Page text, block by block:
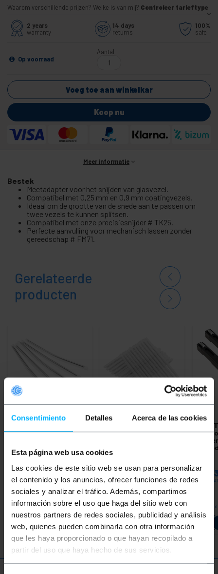
Consentimiento Detalles Acerca de las cookies
Esta página web usa cookies
Las cookies de este sitio web se usan para personalizar
el contenido y los anuncios, ofrecer funciones de redes
sociales y analizar el tráfico. Además, compartimos
información sobre el uso que haga del sitio web con
nuestros partners de redes sociales, publicidad y análisis
web, quienes pueden combinarla con otra información
que les haya proporcionado o que hayan recopilado a
partir del uso que haya hecho de sus servicios.
Waarom verschillende prijzen? Welke is van mij? Controleer tarieftype
2 years
warranty
14 days
returns
100%
safe
Op voorraad
Aantal
Voeg toe aan winkelkar
Koop nu
Meer informatie
Bestek
Meetadapter voor het snijden van glasvezel.
Compatibel met 0,25 mm en 0,9 mm coatingvezels.
Ideaal om de grootte van de snede aan te passen om
twee vezels te kunnen splitsen.
Compatibel met onze precisiesnijder # TK25.
Perfecte aanvulling voor mechanisch lassen zonder
gereedschap # FM71.
Gerelateerde
producten
Beschermende
PVP
€1,75
€1,75VAT inc.
PVD
€1,48
Onmiddellijke levering
REF:
Aantal
glasvezel
PVP
€3,15
€ 3,15VAT inc.
PVD
€2,66
Onmiddellijke levering
REF:
Aantal
las
PVP
€
€